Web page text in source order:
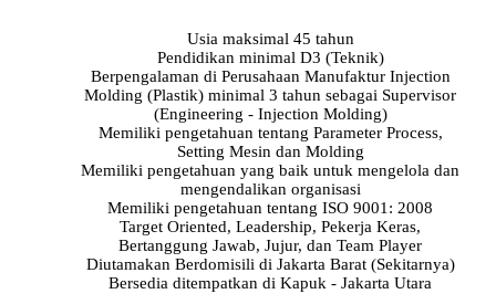
Usia maksimal 45 tahun
Pendidikan minimal D3 (Teknik)
Berpengalaman di Perusahaan Manufaktur Injection
Molding (Plastik) minimal 3 tahun sebagai Supervisor
(Engineering - Injection Molding)
Memiliki pengetahuan tentang Parameter Process,
Setting Mesin dan Molding
Memiliki pengetahuan yang baik untuk mengelola dan
mengendalikan organisasi
Memiliki pengetahuan tentang ISO 9001: 2008
Target Oriented, Leadership, Pekerja Keras,
Bertanggung Jawab, Jujur, dan Team Player
Diutamakan Berdomisili di Jakarta Barat (Sekitarnya)
Bersedia ditempatkan di Kapuk - Jakarta Utara